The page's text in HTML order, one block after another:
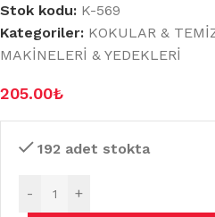
Stok kodu: K-569
Kategoriler: KOKULAR &
MAKİNELERİ & YEDEKLERİ
205.00₺
192 adet stokta
- +